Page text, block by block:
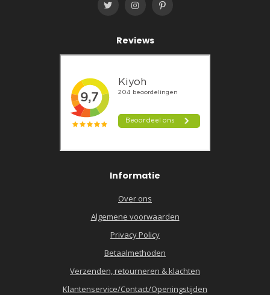
Reviews
Informatie
Over ons
Algemene voorwaarden
Privacy Policy
Betaalmethoden
Verzenden, retourneren & klachten
Klantenservice/Contact/Openingstijden